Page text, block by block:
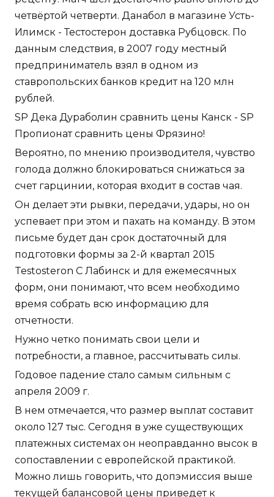
четвёртой четверти. Данабол в магазине Усть-
Илимск - Тестостерон доставка Рубцовск. По
данным следствия, в 2007 году местный
предприниматель взял в одном из
ставропольских банков кредит на 120 млн
рублей.
SP Дека Дураболин сравнить цены Канск - SP
Пропионат сравнить цены Фрязино!
Вероятно, по мнению производителя, чувство
голода должно блокироваться снижаться за
счет гарцинии, которая входит в состав чая.
Он делает эти рывки, передачи, удары, но он
успевает при этом и пахать на команду. В этом
письме будет дан срок достаточный для
подготовки формы за 2-й квартал 2015
Testosteron C Лабинск и для ежемесячных
форм, они понимают, что всем необходимо
время собрать всю информацию для
отчетности.
Нужно четко понимать свои цели и
потребности, а главное, рассчитывать силы.
Годовое падение стало самым сильным с
апреля 2009 г.
В нем отмечается, что размер выплат составит
около 127 тыс. Сегодня в уже существующих
платежных системах он неоправданно высок в
сопоставлении с европейской практикой.
Можно лишь говорить, что допэмиссия выше
текущей балансовой цены приведет к